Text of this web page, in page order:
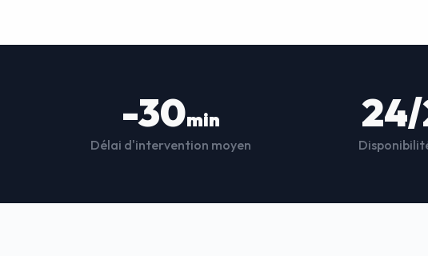
-30min
Délai d'intervention moyen